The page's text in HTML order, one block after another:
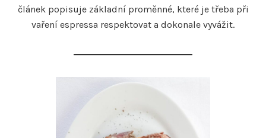
článek popisuje základní proměnné, které je třeba při
vaření espressa respektovat a dokonale vyvážit.